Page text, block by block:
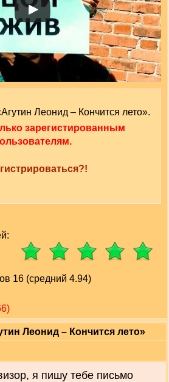
Леонид – Кончится лето».
зарегистированным
16 (средний 4.94)
Леонид – Кончится лето»
я пишу тебе письмо